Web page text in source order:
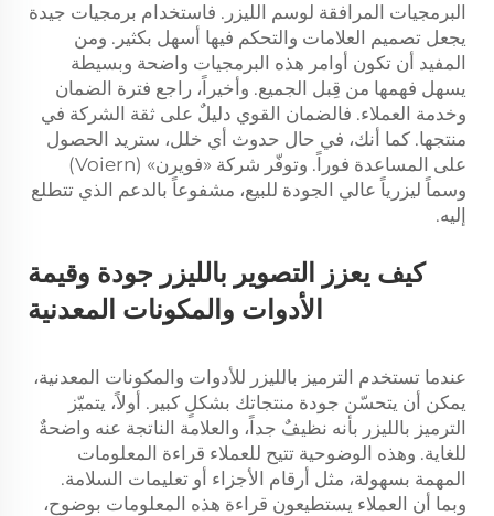
البرمجيات المرافقة لوسم الليزر. فاستخدام برمجيات جيدة
يجعل تصميم العلامات والتحكم فيها أسهل بكثير. ومن
المفيد أن تكون أوامر هذه البرمجيات واضحة وبسيطة
يسهل فهمها من قِبل الجميع. وأخيراً، راجع فترة الضمان
وخدمة العملاء. فالضمان القوي دليلٌ على ثقة الشركة في
منتجها. كما أنك، في حال حدوث أي خلل، ستريد الحصول
على المساعدة فوراً. وتوفّر شركة «فويرن» (Voiern)
وسماً ليزرياً عالي الجودة للبيع، مشفوعاً بالدعم الذي تتطلع
إليه.
كيف يعزز التصوير بالليزر جودة وقيمة
الأدوات والمكونات المعدنية
عندما تستخدم الترميز بالليزر للأدوات والمكونات المعدنية،
يمكن أن يتحسّن جودة منتجاتك بشكلٍ كبير. أولاً، يتميّز
الترميز بالليزر بأنه نظيفٌ جداً، والعلامة الناتجة عنه واضحةٌ
للغاية. وهذه الوضوحية تتيح للعملاء قراءة المعلومات
المهمة بسهولة، مثل أرقام الأجزاء أو تعليمات السلامة.
وبما أن العملاء يستطيعون قراءة هذه المعلومات بوضوح،